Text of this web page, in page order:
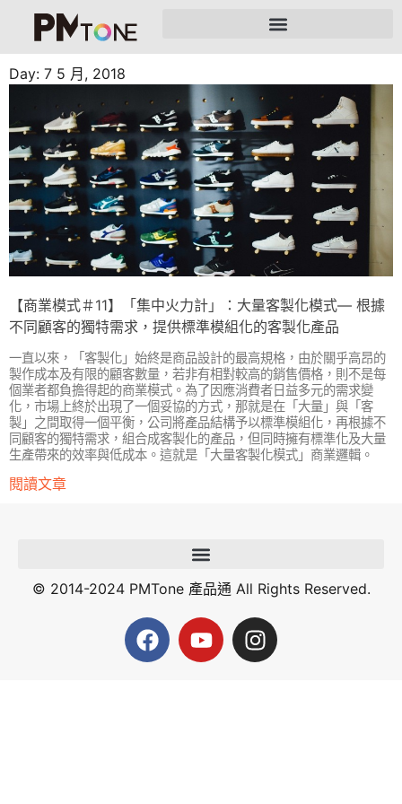
Day: 7 5 月, 2018
【商業模式＃11】「集中火力計」：大量客製化模式— 根據
不同顧客的獨特需求，提供標準模組化的客製化產品
一直以來，「客製化」始終是商品設計的最高規格，由於關乎高昂的
製作成本及有限的顧客數量，若非有相對較高的銷售價格，則不是每
個業者都負擔得起的商業模式。為了因應消費者日益多元的需求變
化，市場上終於出現了一個妥協的方式，那就是在「大量」與「客
製」之間取得一個平衡，公司將產品結構予以標準模組化，再根據不
同顧客的獨特需求，組合成客製化的產品，但同時擁有標準化及大量
生產帶來的效率與低成本。這就是「大量客製化模式」商業邏輯。
閱讀文章
© 2014-2024 PMTone 產品通 All Rights Reserved.